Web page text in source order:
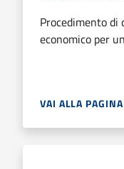
Procedimento di
economico per
VAI ALLA PAGINA